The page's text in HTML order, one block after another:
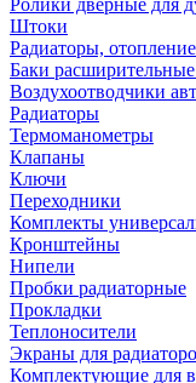
Ролики дверные для
Штоки
Радиаторы,
Баки
Воздухоотводчики
Радиаторы
Термоманометры
Клапаны
Ключи
Переходники
Комплекты
Кронштейны
Нипели
Пробки радиаторные
Прокладки
Теплоносители
Экраны для
Комплектующие для